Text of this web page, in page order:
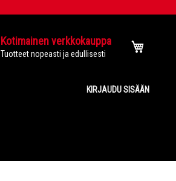
Kotimainen verkkokauppa
Tuotteet nopeasti ja edullisesti
KIRJAUDU SISÄÄN